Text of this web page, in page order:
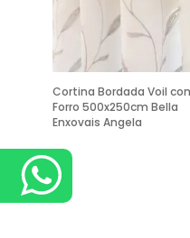
Cortina Bordada Voil
Forro 500x250cm Bella
Enxovais Angela